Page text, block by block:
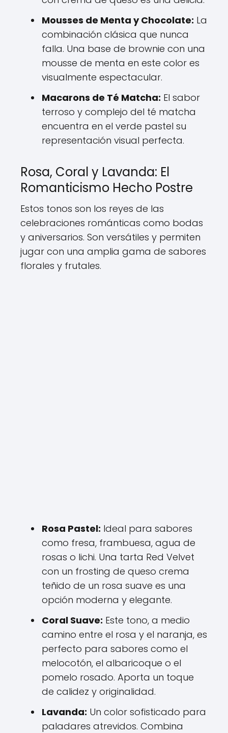
Mousses de Menta y Chocolate: La
combinación clásica que nunca
falla. Una base de brownie con una
mousse de menta en este color es
visualmente espectacular.
Macarons de Té Matcha: El sabor
terroso y complejo del té matcha
encuentra en el verde pastel su
representación visual perfecta.
Rosa, Coral y Lavanda: El
Romanticismo Hecho Postre
Estos tonos son los reyes de las
celebraciones románticas como bodas
y aniversarios. Son versátiles y permiten
jugar con una amplia gama de sabores
florales y frutales.
Rosa Pastel: Ideal para sabores
como fresa, frambuesa, agua de
rosas o lichi. Una tarta Red Velvet
con un frosting de queso crema
teñido de un rosa suave es una
opción moderna y elegante.
Coral Suave: Este tono, a medio
camino entre el rosa y el naranja, es
perfecto para sabores como el
melocotón, el albaricoque o el
pomelo rosado. Aporta un toque
de calidez y originalidad.
Lavanda: Un color sofisticado para
paladares atrevidos. Combina